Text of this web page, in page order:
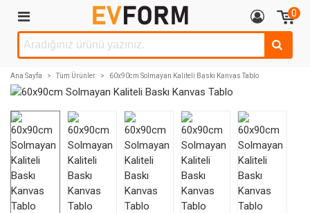
0
Ana Sayfa > Tüm Ürünler > 60x90cm Solmayan Kaliteli Baskı Kanvas Tablo